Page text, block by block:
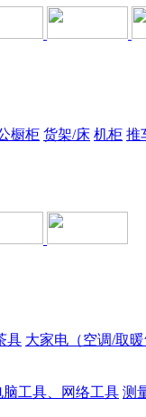
橱柜 货架/床 机柜 推
具 大家电（空调/取
脑工具、网络工具 测